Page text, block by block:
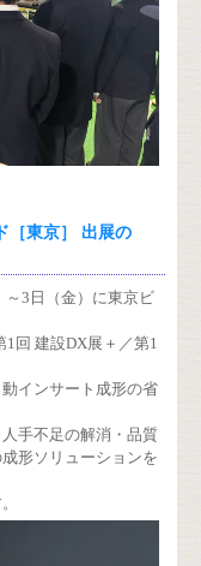
［東京］ 出展の
～3日（金）に東京ビ
1回 建設DX展＋／第1
インサート成形の省
手不足の解消・品質
形ソリューションを